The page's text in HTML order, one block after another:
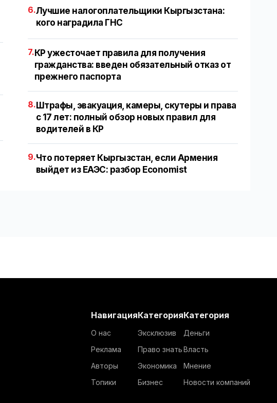
6.Лучшие налогоплательщики Кыргызстана:
кого наградила ГНС
7. КР ужесточает правила для получения
гражданства: введен обязательный отказ от
прежнего паспорта
8. Штрафы, эвакуация, камеры, скутеры и права
с 17 лет: полный обзор новых правил для
водителей в КР
9.Что потеряет Кыргызстан, если Армения
выйдет из ЕАЭС: разбор Economist
Навигация
О нас
Реклама
Авторы
Топики
Категория
Эксклюзив
Право знать
Экономика
Бизнес
Категория
Деньги
Власть
Мнение
Новости компаний